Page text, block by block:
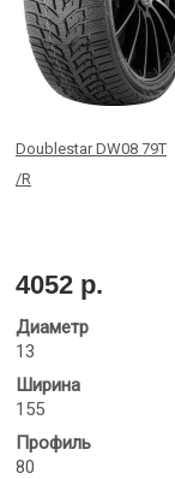
Doublestar DW08 79T
/R
4052 р.
Диаметр
13
Ширина
155
Профиль
80